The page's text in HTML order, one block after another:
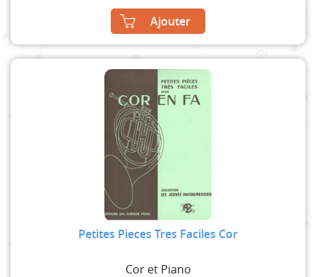
Ajouter
Petites Pieces Tres Faciles Cor
Cor et Piano